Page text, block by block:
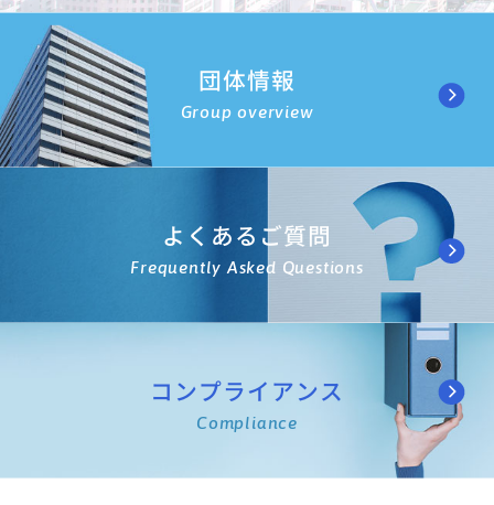
団体情報
Group overview
よくあるご質問
Frequently Asked Questions
コンプライアンス
Compliance